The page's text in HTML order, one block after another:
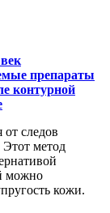
препараты
контурной
от следов
Этот метод
можно
кожи.